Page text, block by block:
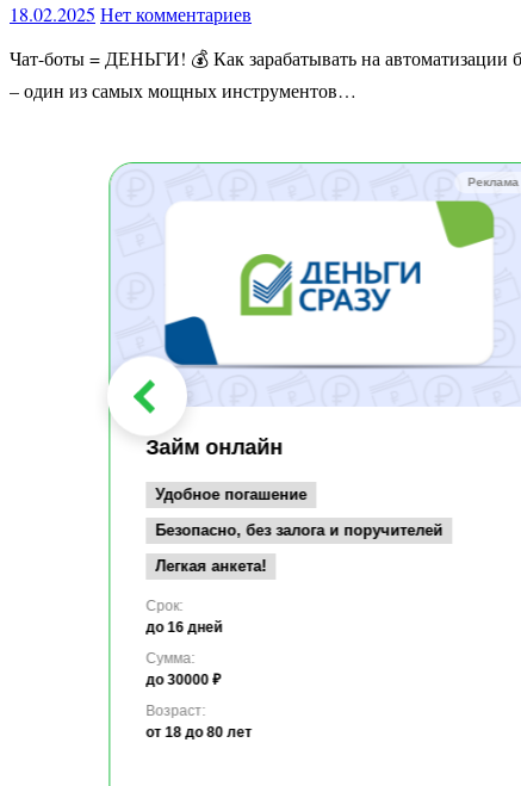
18.02.2025 Нет комментариев
Чат-боты = ДЕНЬГИ! 💰 Как зарабатывать на автоматизации бизнеса Сегодня автоматизация бизнеса – не просто тренд, а необходимая реальность для успешного заработка. Платформа Salebot
– один из самых мощных инструментов…
Реклама
Займ онлайн
Удобное погашение
Безопасно, без залога и поручителей
Легкая анкета!
Срок:
до 16 дней
Сумма:
до 30000 ₽
Возраст:
от 18 до 80 лет